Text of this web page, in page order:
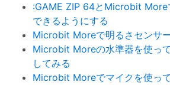
:GAME ZIP 64とMicrobit More
できるようにする
Microbit Moreで明るさセンサ
Microbit Moreの水準器を使っ
してみる
Microbit Moreでマイクを使っ